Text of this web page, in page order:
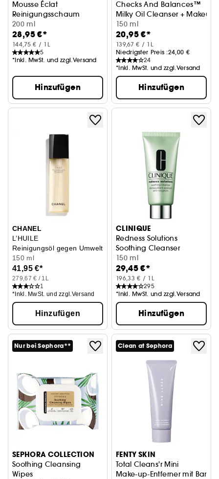
Mousse Éclat
Reinigungsschaum
200 ml
28,95 €*
144,75 € / 1L
5
*Inkl. MwSt. und zzgl.Versand
Hinzufügen
Checks And Balances™
Milky Oil Cleanser + Makeup
150 ml
20,95 €*
139,67 € / 1L
Niedrigster Preis :24,00 €
24
*Inkl. MwSt. und zzgl.Versand
Hinzufügen
CHANEL
L’HUILE
Reinigungsöl gegen Umweltschadstoffe
150 ml
41,95 €*
279,67 € / 1L
1
*Inkl. MwSt. und zzgl.Versand
Hinzufügen
CLINIQUE
Redness Solutions
Soothing Cleanser
150 ml
29,45 €*
196,33 € / 1L
295
*Inkl. MwSt. und zzgl.Versand
Hinzufügen
Nur bei Sephora**
SEPHORA COLLECTION
Soothing Cleansing
Wipes
Clean at Sephora
FENTY SKIN
Total Cleans'r Mini
Make-up-Entferner mit